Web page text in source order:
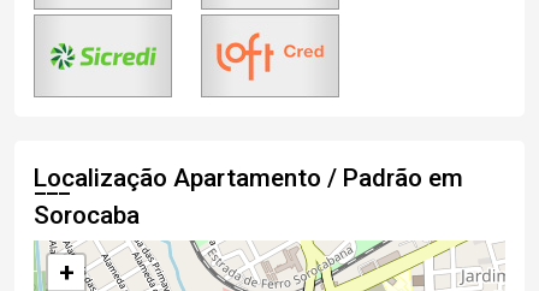
Localização Apartamento / Padrão em
Sorocaba
+